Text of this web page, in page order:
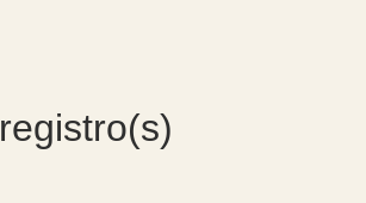
registro(s)